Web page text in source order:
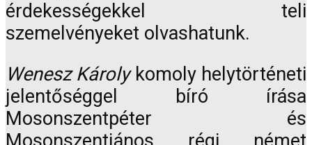
érdekességekkel teli
szemelvényeket olvashatunk.
Wenesz Károlykomoly helytörténeti
jelentőséggel bíró írása
Mosonszentpéter és